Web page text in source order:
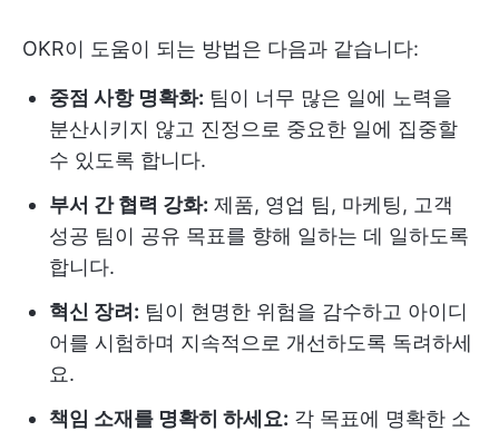
OKR이 도움이 되는 방법은 다음과 같습니다:
중점 사항 명확화: 팀이 너무 많은 일에 노력을
분산시키지 않고 진정으로 중요한 일에 집중할
수 있도록 합니다.
부서 간 협력 강화: 제품, 영업 팀, 마케팅, 고객
성공 팀이 공유 목표를 향해 일하는 데 일하도록
합니다.
혁신 장려: 팀이 현명한 위험을 감수하고 아이디
어를 시험하며 지속적으로 개선하도록 독려하세
요.
책임 소재를 명확히 하세요: 각 목표에 명확한 소